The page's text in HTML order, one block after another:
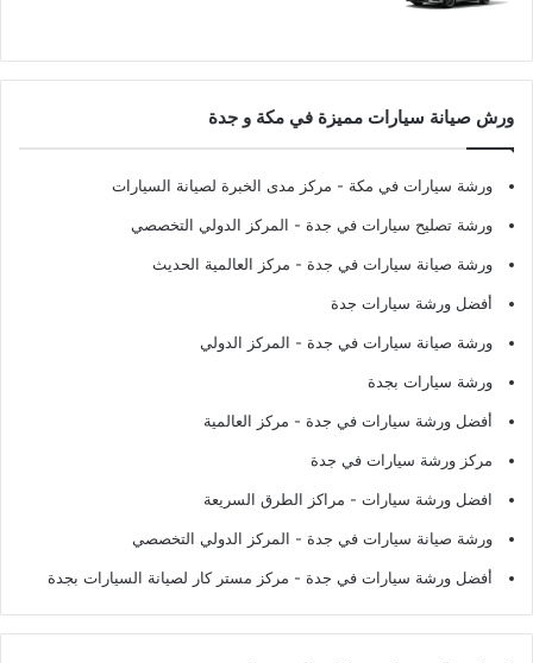
ورش صيانة سيارات مميزة في مكة و جدة
ورشة سيارات في مكة - مركز مدى الخبرة لصيانة السيارات
ورشة تصليح سيارات في جدة - المركز الدولي التخصصي
ورشة صيانة سيارات في جدة - مركز العالمية الحديث
أفضل ورشة سيارات جدة
ورشة صيانة سيارات في جدة - المركز الدولي
ورشة سيارات بجدة
أفضل ورشة سيارات في جدة - مركز العالمية
مركز ورشة سيارات في جدة
افضل ورشة سيارات - مراكز الطرق السريعة
ورشة صيانة سيارات في جدة - المركز الدولي التخصصي
أفضل ورشة سيارات في جدة - مركز مستر كار لصيانة السيارات بجدة